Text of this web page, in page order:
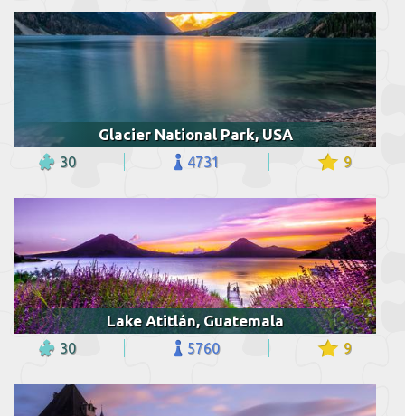
Glacier National Park, USA
30 4731 9
Lake Atitlán, Guatemala
30 5760 9